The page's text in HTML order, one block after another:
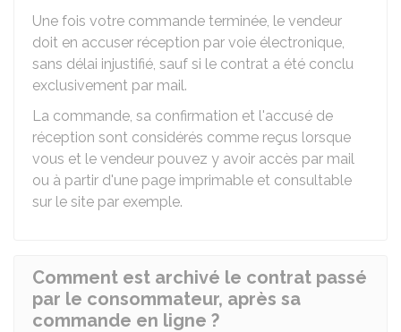
Une fois votre commande terminée, le vendeur
doit en accuser réception par voie électronique,
sans délai injustifié, sauf si le contrat a été conclu
exclusivement par mail.
La commande, sa confirmation et l'accusé de
réception sont considérés comme reçus lorsque
vous et le vendeur pouvez y avoir accès par mail
ou à partir d'une page imprimable et consultable
sur le site par exemple.
Comment est archivé le contrat passé
par le consommateur, après sa
commande en ligne ?